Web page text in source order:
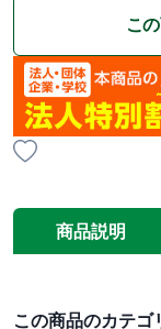
こ
商品説明
この商品のカテゴ